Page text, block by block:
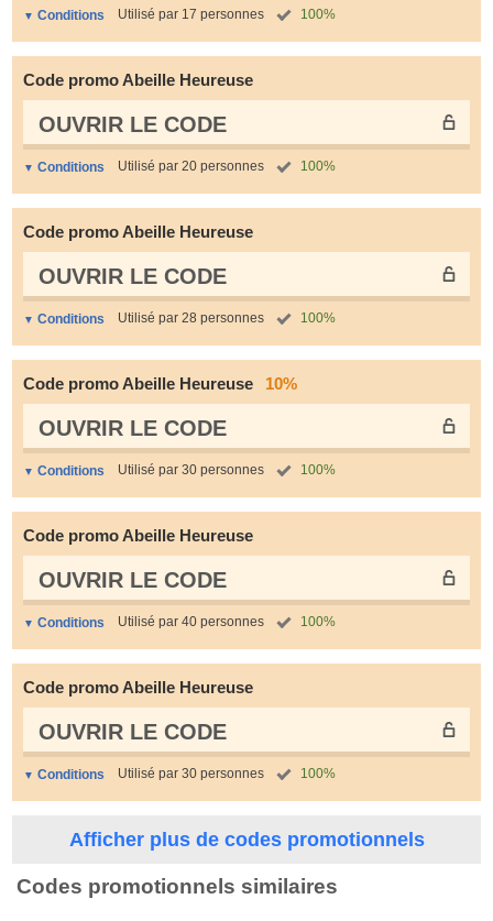
Conditions Utilisé par 17 personnes 100%
Code promo Abeille Heureuse
OUVRIR LE СODE
Conditions Utilisé par 20 personnes 100%
Code promo Abeille Heureuse
OUVRIR LE СODE
Conditions Utilisé par 28 personnes 100%
Code promo Abeille Heureuse 10%
OUVRIR LE СODE
Conditions Utilisé par 30 personnes 100%
Code promo Abeille Heureuse
OUVRIR LE СODE
Conditions Utilisé par 40 personnes 100%
Code promo Abeille Heureuse
OUVRIR LE СODE
Conditions Utilisé par 30 personnes 100%
Afficher plus de codes promotionnels
Codes promotionnels similaires